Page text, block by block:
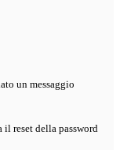
un messaggio
il reset della password